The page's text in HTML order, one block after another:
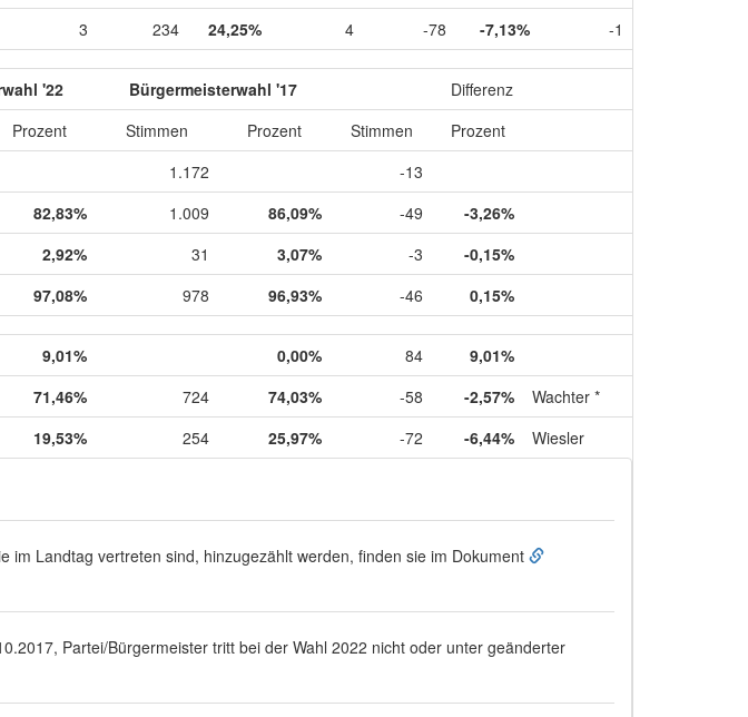
3 234 24,25% 4 -78 -7,13% -1
'22 Bürgermeisterwahl '17
Differenz
Prozent Stimmen Prozent Stimmen
Prozent
1.172
-13
82,83% 1.009 86,09% -49
-3,26%
2,92% 31 3,07% -3
-0,15%
97,08% 978 96,93% -46 0,15%
9,01% 0,00% 84
9,01%
71,46% 724 74,03% -58 -2,57%
Wachter *
19,53% 254 25,97% -72 -6,44% Wiesler
im Landtag vertreten sind, hinzugezählt werden, finden sie im Dokument
Partei/Bürgermeister tritt bei der Wahl 2022 nicht oder unter geänderter